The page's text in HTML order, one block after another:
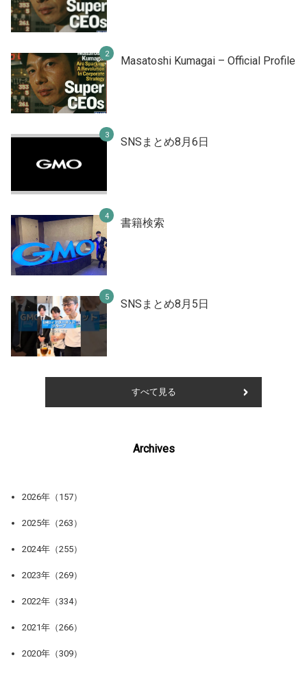
Masatoshi Kumagai – Official Profile
SNSまとめ8月6日
書籍検索
SNSまとめ8月5日
すべて見る
Archives
2026年（157）
2025年（263）
2024年（255）
2023年（269）
2022年（334）
2021年（266）
2020年（309）